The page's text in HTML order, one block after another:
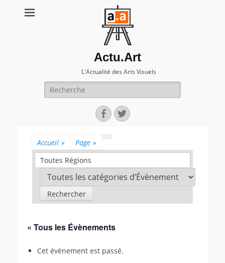
Actu.Art
L'Actualité des Arts Visuels
Recherche
pour:
Facebook
Twitter
Accueil » Page »
Toutes Régions
« Tous les Évènements
Cet évènement est passé.